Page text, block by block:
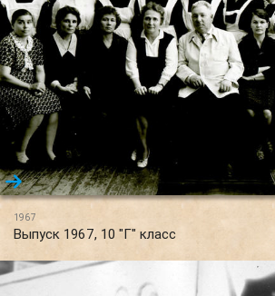
1967
Выпуск 1967, 10 "Г" класс